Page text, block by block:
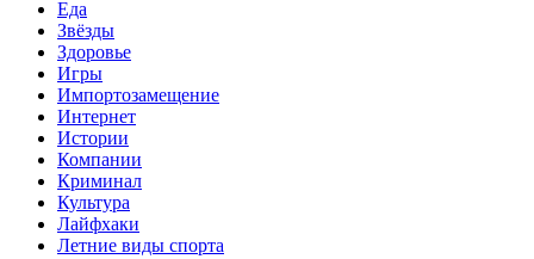
Еда
Звёзды
Здоровье
Игры
Импортозамещение
Интернет
Истории
Компании
Криминал
Культура
Лайфхаки
Летние виды спорта